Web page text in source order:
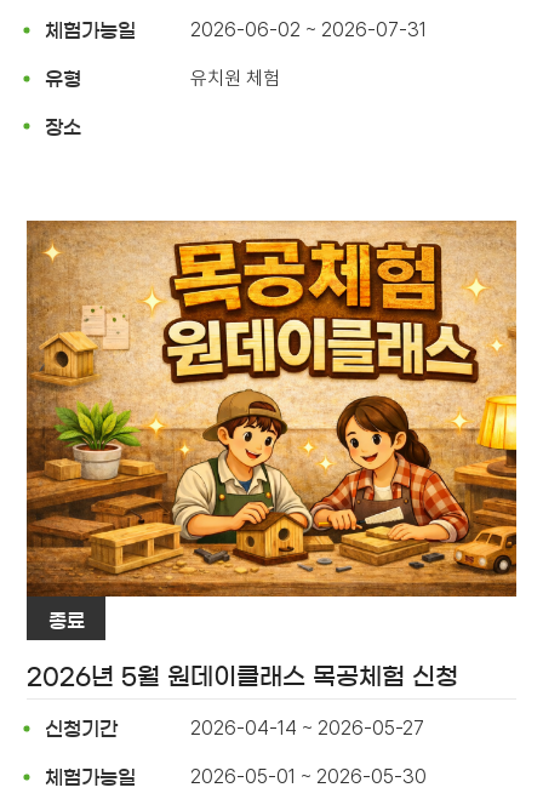
체험가능일 2026-06-02 ~ 2026-07-31
유형 유치원 체험
장소
종료
2026년 5월 원데이클래스 목공체험 신청
신청기간 2026-04-14 ~ 2026-05-27
체험가능일 2026-05-01 ~ 2026-05-30